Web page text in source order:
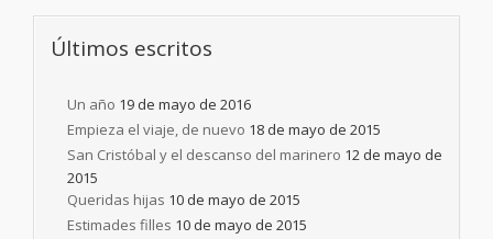
Últimos escritos
Un año 19 de mayo de 2016
Empieza el viaje, de nuevo 18 de mayo de 2015
San Cristóbal y el descanso del marinero 12 de mayo de
2015
Queridas hijas 10 de mayo de 2015
Estimades filles 10 de mayo de 2015